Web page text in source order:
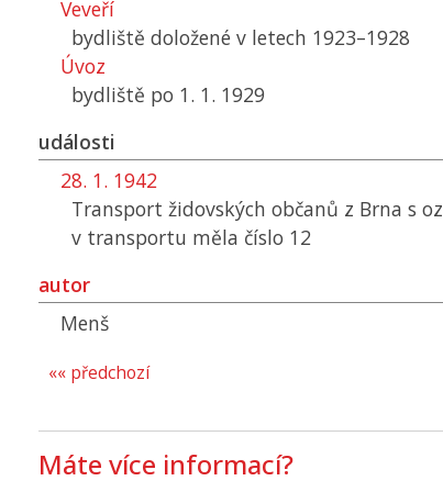
Veveří
bydliště doložené v letech 1923–1928
Úvoz
bydliště po 1. 1. 1929
události
28. 1. 1942
Transport židovských občanů z Brna s
v transportu měla číslo 12
autor
Menš
«« předchozí
Máte více informací?